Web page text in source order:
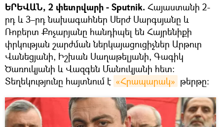
ԵՐԵՎԱՆ, 2 փետրվարի - Sputnik. Հայաստանի 2-
րդ և 3–րդ նախագահներ Սերժ Սարգսյանը և
Ռոբերտ Քոչարյանը հանդիպել են Հայրենիքի
փրկության շարժման ներկայացուցիչներ Արթուր
Վանեցյանի, Իշխան Սաղաթելյանի, Գագիկ
Ծառուկյանի և Վազգեն Մանուկյանի հետ։
Տեղեկությունը հայտնում է «Հրապարակ» թերթը։